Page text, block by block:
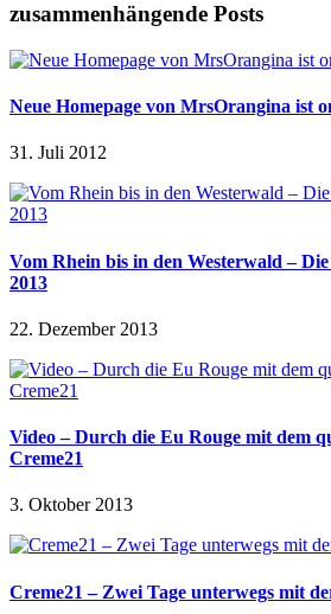
zusammenhängende Posts
Neue Homepage von MrsOrangina ist
31. Juli 2012
Vom Rhein bis in den Westerwald –
2013
22. Dezember 2013
Video – Durch die Eu Rouge mit dem
Creme21
3. Oktober 2013
Creme21 – Zwei Tage unterwegs mit